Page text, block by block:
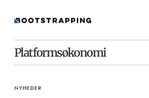
Platformsøkonomi
NYHEDER